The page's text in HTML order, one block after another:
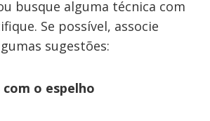
busque alguma técnica com
Se possível, associe
sugestões:
o espelho